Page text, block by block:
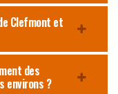
Clefmont et
des
environs ?